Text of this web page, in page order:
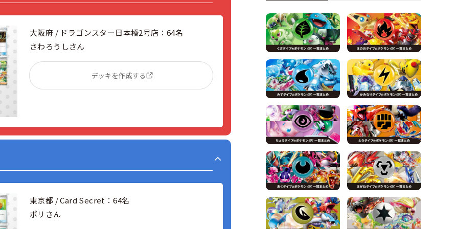
大阪府 / ドラゴンスター日本橋2号店：64名
さわろうしさん
デッキを作成する
東京都 / Card Secret：64名
ポリさん